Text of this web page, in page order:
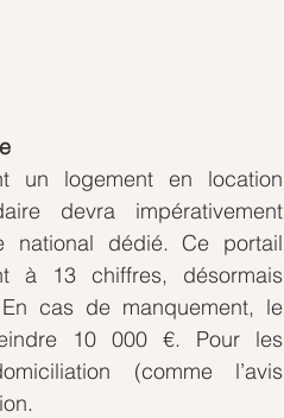
un logement en location
devra impérativement
national dédié. Ce portail
à 13 chiffres, désormais
cas de manquement, le
10 000 €. Pour les
(comme l’avis